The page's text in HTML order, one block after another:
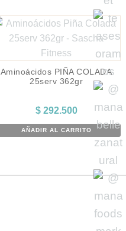
Aminoácidos PIÑA COLADA
25serv 362gr
$292.500
AÑADIR AL CARRITO